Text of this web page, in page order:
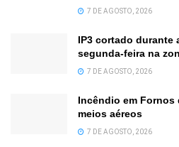
7 DE AGOSTO, 2026
IP3 cortado durante
segunda-feira na
7 DE AGOSTO, 2026
Incêndio em Fornos
meios aéreos
7 DE AGOSTO, 2026